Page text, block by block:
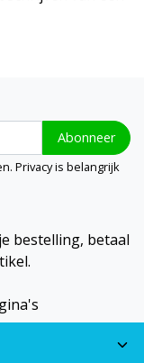
Abonneer
Privacy is belangrijk
bestelling, betaal